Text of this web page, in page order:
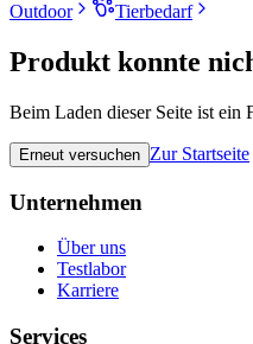
Outdoor
Tierbedarf
Produkt konnte
Beim Laden dieser Seite ist ein
Erneut versuchen Zur Startseite
Unternehmen
Über uns
Testlabor
Karriere
Services